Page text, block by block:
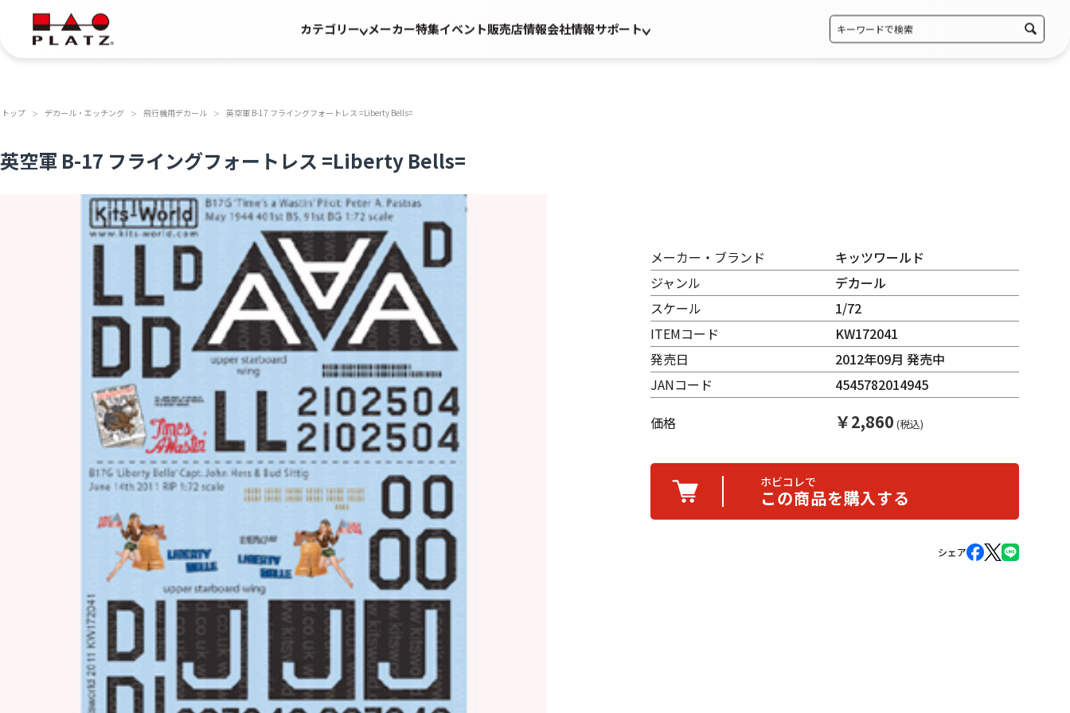
カテゴリー メーカー特集イベント販売店情報会社情報サポート
トップ ＞ デカール・エッチング ＞ 飛行機用デカール ＞ 英空軍 B-17 フライングフォートレス =Liberty Bells=
英空軍 B-17 フライングフォートレス =Liberty Bells=
メーカー・ブランド
キッツワールド
ジャンル
デカール
スケール
1/72
ITEMコード
KW172041
発売日
2012年09月 発売中
JANコード
4545782014945
価格
￥2,860 (税込)
ホビコレで
この商品を購入する
シェア